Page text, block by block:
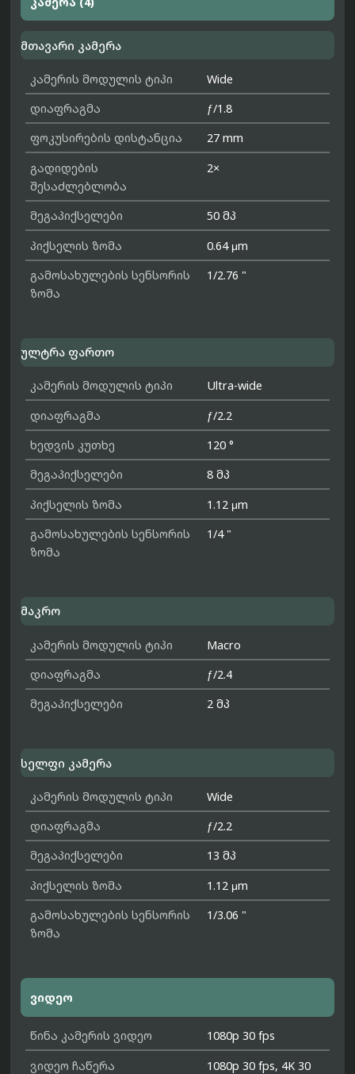
მთავარი კამერა
კამერის მოდულის ტიპი
Wide
დიაფრაგმა
ƒ/1.8
ფოკუსირების დისტანცია
27 mm
გადიდების
შესაძლებლობა
2×
მეგაპიქსელები
50 მპ
პიქსელის ზომა
0.64 μm
გამოსახულების სენსორის
ზომა
1/2.76 "
ულტრა ფართო
კამერის მოდულის ტიპი
Ultra-wide
დიაფრაგმა
ƒ/2.2
ხედვის კუთხე
120 °
მეგაპიქსელები
8 მპ
პიქსელის ზომა
1.12 μm
გამოსახულების სენსორის
ზომა
1/4 "
მაკრო
კამერის მოდულის ტიპი
Macro
დიაფრაგმა
ƒ/2.4
მეგაპიქსელები
2 მპ
სელფი კამერა
კამერის მოდულის ტიპი
Wide
დიაფრაგმა
ƒ/2.2
მეგაპიქსელები
13 მპ
პიქსელის ზომა
1.12 μm
გამოსახულების სენსორის
ზომა
1/3.06 "
ვიდეო
წინა კამერის ვიდეო
1080p 30 fps
ვიდეო ჩაწერა
1080p 30 fps, 4K 30